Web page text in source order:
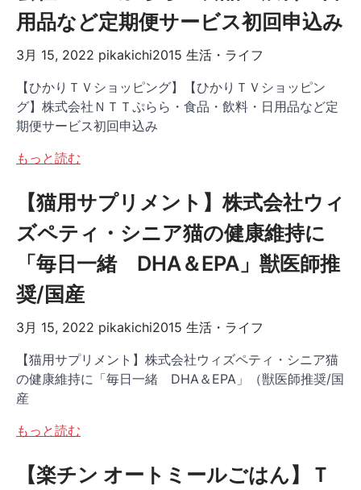
用品など定期便サービス初回申込み
3月 15, 2022 pikakichi2015 生活・ライフ
【ひかりＴＶショッピング】【ひかりＴＶショッピン
グ】株式会社ＮＴＴぷらら・食品・飲料・日用品など定
期便サービス初回申込み
もっと読む
【猫用サプリメント】株式会社ウィ
ズペティ・シニア猫の健康維持に
「毎日一緒 DHA＆EPA」獣医師推
奨/国産
3月 15, 2022 pikakichi2015 生活・ライフ
【猫用サプリメント】株式会社ウィズペティ・シニア猫
の健康維持に「毎日一緒 DHA＆EPA」（獣医師推奨/国
産
もっと読む
【楽チン オートミールごはん】Ｔ